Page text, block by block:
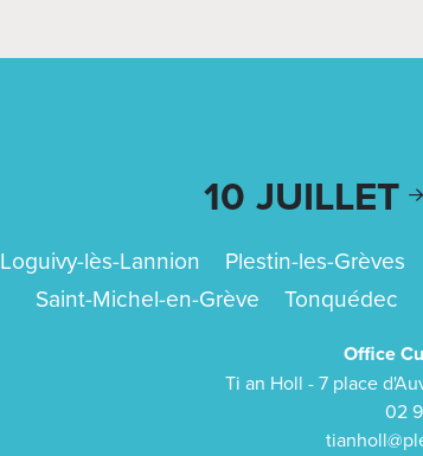
10 JUILLET
Loguivy-lès-Lannion Plestin-les-Grèves
Saint-Michel-en-Grève
Tonquédec
Office
Ti an Holl - 7 place
02